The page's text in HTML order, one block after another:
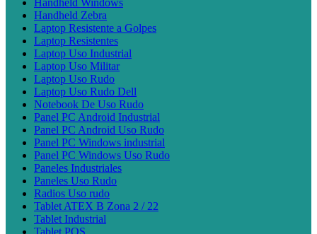
Handheld Windows
Handheld Zebra
Laptop Resistente a Golpes
Laptop Resistentes
Laptop Uso Industrial
Laptop Uso Militar
Laptop Uso Rudo
Laptop Uso Rudo Dell
Notebook De Uso Rudo
Panel PC Android Industrial
Panel PC Android Uso Rudo
Panel PC Windows industrial
Panel PC Windows Uso Rudo
Paneles Industriales
Paneles Uso Rudo
Radios Uso rudo
Tablet ATEX B Zona 2 / 22
Tablet Industrial
Tablet POS